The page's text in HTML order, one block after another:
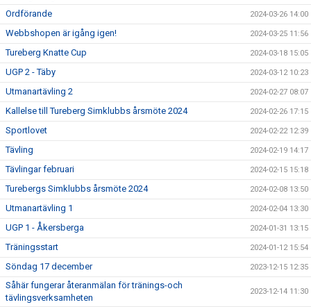
Ordförande 2024-03-26 14:00
Webbshopen är igång igen! 2024-03-25 11:56
Tureberg Knatte Cup 2024-03-18 15:05
UGP 2 - Täby 2024-03-12 10:23
Utmanartävling 2 2024-02-27 08:07
Kallelse till Tureberg Simklubbs årsmöte 2024 2024-02-26 17:15
Sportlovet 2024-02-22 12:39
Tävling 2024-02-19 14:17
Tävlingar februari 2024-02-15 15:18
Turebergs Simklubbs årsmöte 2024 2024-02-08 13:50
Utmanartävling 1 2024-02-04 13:30
UGP 1 - Åkersberga 2024-01-31 13:15
Träningsstart 2024-01-12 15:54
Söndag 17 december 2023-12-15 12:35
Såhär fungerar återanmälan för tränings-och
tävlingsverksamheten
2023-12-14 11:30